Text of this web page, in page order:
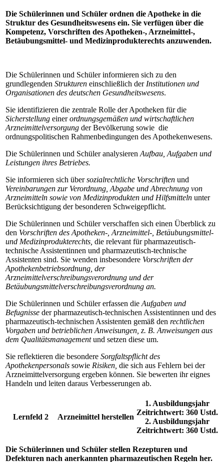
Die Schülerinnen und Schüler ordnen die Apotheke in die
Struktur des Gesundheitswesens ein. Sie verfügen über die
Kompetenz, Vorschriften des Apotheken-, Arzneimittel-,
Betäubungsmittel- und Medizinprodukterechts anzuwenden.
Die Schülerinnen und Schüler informieren sich zu den
grundlegenden Strukturen einschließlich der Institutionen und
Organisationen des deutschen Gesundheitswesens.
Sie identifizieren die zentrale Rolle der Apotheken für die
Sicherstellung einerordnungsgemäßen und wirtschaftlichen
Arzneimittelversorgung der Bevölkerung sowie die
ordnungspolitischen Rahmenbedingungen des Apothekenwesens.
Die Schülerinnen und Schüler analysieren Aufbau, Aufgaben und
Leistungen ihres Betriebes.
Sie informieren sich übersozialrechtliche Vorschriften und
Vereinbarungen zur Verordnung, Abgabe und Abrechnung von
Arzneimitteln sowie von Medizinprodukten und Hilfsmitteln unter
Berücksichtigung der besonderen Schweigepflicht.
Die Schülerinnen und Schüler verschaffen sich einen Überblick zu
den Vorschriften des Apotheken-, Arzneimittel-, Betäubungsmittel-
und Medizinprodukterechts, die relevant für pharmazeutisch-
technische Assistentinnen und pharmazeutisch-technische
Assistenten sind. Sie wenden insbesondere Vorschriften der
Apothekenbetriebsordnung, der
Arzneimittelverschreibungsverordnung und der
Betäubungsmittelverschreibungsverordnung an.
Die Schülerinnen und Schüler erfassen die Aufgaben und
Befugnisse der pharmazeutisch-technischen Assistentinnen und des
pharmazeutisch-technischen Assistenten gemäß den rechtlichen
Vorgaben und betrieblichen Anweisungen, z. B. Anweisungen aus
dem Qualitätsmanagementund setzen diese um.
Sie reflektieren die besondere Sorgfaltspflicht des
Apothekenpersonals sowie Risiken, die sich aus Fehlern bei der
Arzneimittelversorgung ergeben können. Sie bewerten ihr eignes
Handeln und leiten daraus Verbesserungen ab.
Lernfeld 2 Arzneimittel herstellen
1. Ausbildungsjahr
Zeitrichtwert: 360 Ustd.
2. Ausbildungsjahr
Zeitrichtwert: 360 Ustd.
Die Schülerinnen und Schüler stellen Rezepturen und
Defekturen nach anerkannten pharmazeutischen Regeln her.